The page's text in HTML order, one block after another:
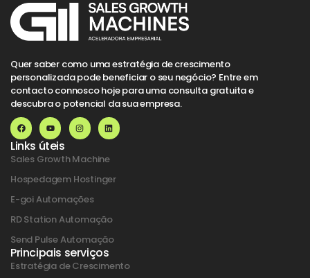
Quer saber como uma estratégia de crescimento
personalizada pode beneficiar o seu negócio? Entre em
contacto connosco hoje para uma consulta gratuita e
descubra o potencial da sua empresa.
Links úteis
Sales Growth Machine
Hospedagem Hostinger
E-goi Automações
RD Station Automação
Send Pulse Automação
Principais serviços
Estratégia de Crescimento